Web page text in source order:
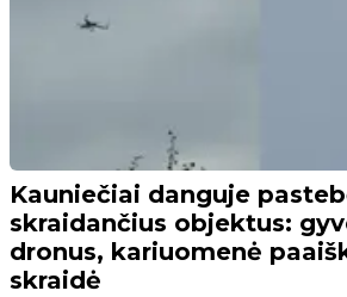
Kauniečiai danguje
skraidančius objektus:
dronus, kariuomenė
skraidė